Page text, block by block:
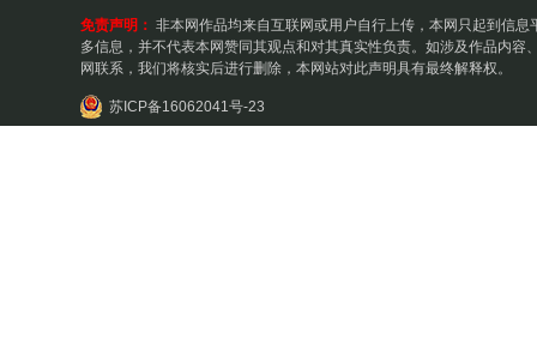
免责声明： 非本网作品均来自互联网或用户自行上传，本网只起到信息
多信息，并不代表本网赞同其观点和对其真实性负责。如涉及作品内容
网联系，我们将核实后进行删除，本网站对此声明具有最终解释权。
苏ICP备16062041号-23